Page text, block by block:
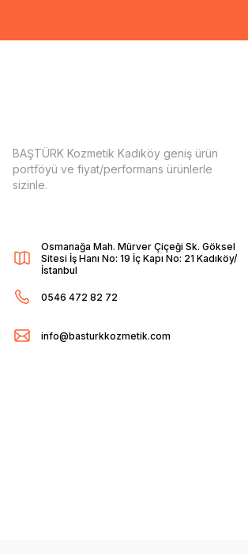
BAŞTÜRK Kozmetik Kadıköy geniş ürün
portföyü ve fiyat/performans ürünlerle
sizinle.
Osmanağa Mah. Mürver Çiçeği Sk. Göksel
Sitesi İş Hanı No: 19 İç Kapı No: 21 Kadıköy/
İstanbul
0546 472 82 72
info@basturkkozmetik.com